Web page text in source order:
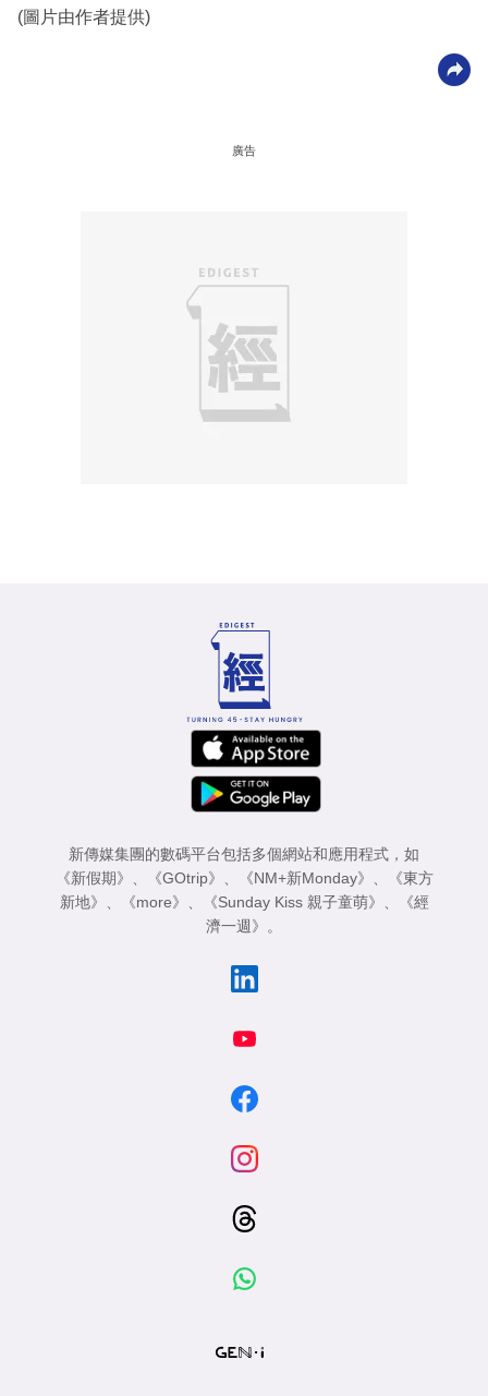
(圖片由作者提供)
廣告
新傳媒集團的數碼平台包括多個網站和應用程式，如
《新假期》
《GOtrip》 《NM+新Monday》
《東方
新地》
《more》 《Sunday Kiss 親子童萌》
《經
濟一週》
。